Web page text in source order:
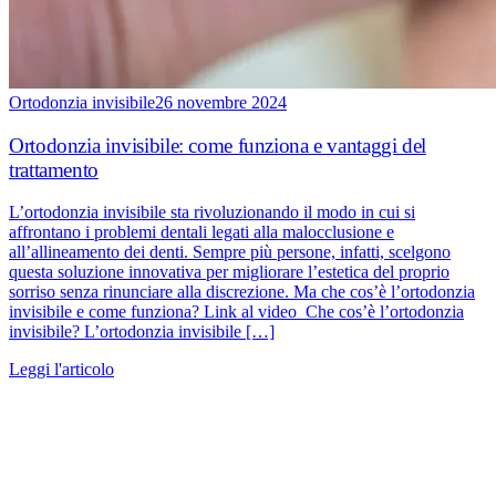
Ortodonzia invisibile26 novembre 2024
Ortodonzia invisibile: come funziona e vantaggi del
trattamento
L’ortodonzia invisibile sta rivoluzionando il modo in cui si
affrontano i problemi dentali legati alla malocclusione e
all’allineamento dei denti. Sempre più persone, infatti, scelgono
questa soluzione innovativa per migliorare l’estetica del proprio
sorriso senza rinunciare alla discrezione. Ma che cos’è l’ortodonzia
invisibile e come funziona? Link al video Che cos’è l’ortodonzia
invisibile? L’ortodonzia invisibile […]
Leggi l'articolo